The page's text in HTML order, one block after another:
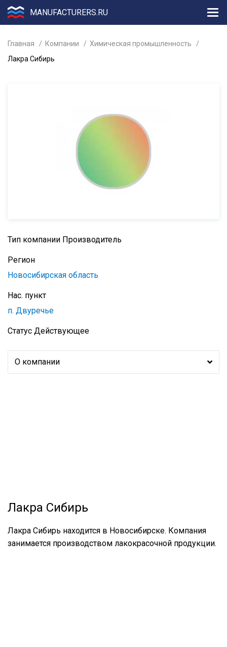
MANUFACTURERS.RU
Главная Компании
Химическая промышленность
Лакра Сибирь
Тип компании Производитель
Регион
Новосибирская область
Нас. пункт
п. Двуречье
Статус Действующее
О компании
Лакра Сибирь
Лакра Сибирь находится в Новосибирске. Компания
занимается производством лакокрасочной продукции.